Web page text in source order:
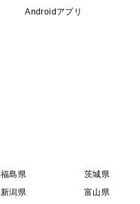
Androidアプリ
福島県
茨城県
新潟県 富山県